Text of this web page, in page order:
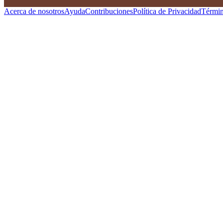
Acerca de nosotrosAyudaContribucionesPolítica de Privacidad